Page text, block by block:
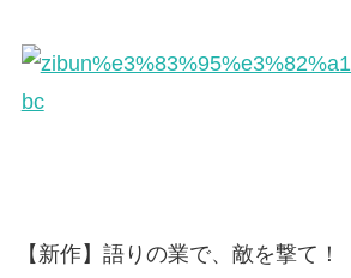
【新作】語りの業で、敵を撃て